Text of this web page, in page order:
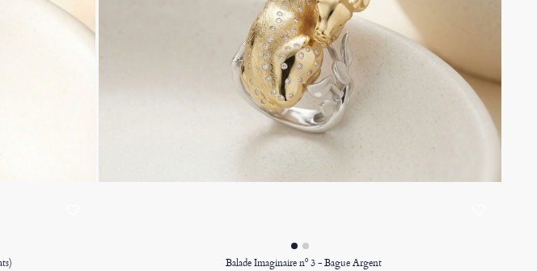
Balade Imaginaire nº 3 - Bague Argent